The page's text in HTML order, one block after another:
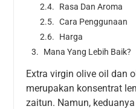
Rasa Dan Aroma
Cara Penggunaan
Harga
Mana Yang Lebih Baik?
Extra virgin olive oil dan
merupakan konsentrat
zaitun. Namun,